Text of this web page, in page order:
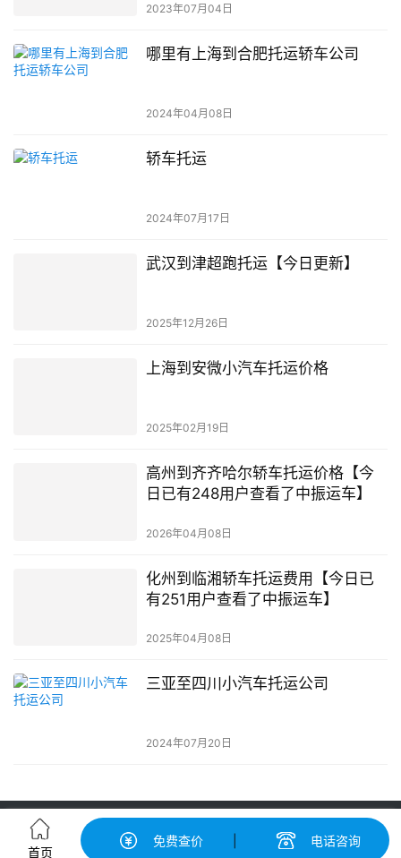
2023年07月04日
哪里有上海到合肥托运轿车公司
2024年04月08日
轿车托运
2024年07月17日
武汉到津超跑托运【今日更新】
2025年12月26日
上海到安微小汽车托运价格
2025年02月19日
高州到齐齐哈尔轿车托运价格【今
日已有248用户查看了中振运车】
2026年04月08日
化州到临湘轿车托运费用【今日已
有251用户查看了中振运车】
2025年04月08日
三亚至四川小汽车托运公司
2024年07月20日
轿车托运-汽车托运价格|收费标准查询-中振汽车托运物流平台
粤ICP备19056193号-3© 广州中振物流有限公司 版权所有
首页
免费查价 电话咨询